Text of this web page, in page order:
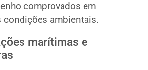
comprovados em
condições ambientais.
marítimas e